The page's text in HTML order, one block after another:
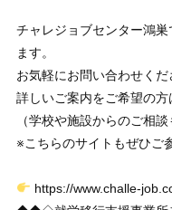
チャレジョブセンター鴻
ます。
お気軽にお問い合わせくだ
詳しいご案内をご希望の方
（学校や施設からのご相
※こちらのサイトもぜひご
https://www.challe-